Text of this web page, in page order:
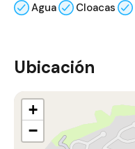
Agua Cloacas
Ubicación
+
−